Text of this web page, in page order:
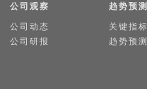
公司观察
公司动态
公司研报
趋势预测
关键指标
趋势预测